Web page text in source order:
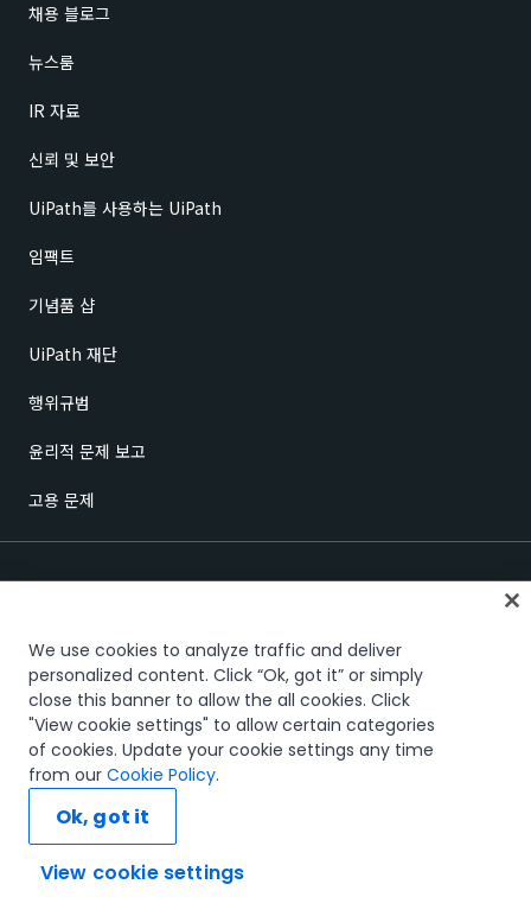
채용 블로그
뉴스룸
IR 자료
신뢰 및 보안
UiPath를 사용하는 UiPath
임팩트
기념품 샵
UiPath 재단
행위규범
윤리적 문제 보고
고용 문제
신뢰 및 보안Terms of UsePrivacy PolicyCookies Policy
Your Privacy Choices
The UiPath word mark, logos, and robots are registered trademarks
owned by UiPath, Inc. and its affiliates. UiPath® is a registered trademark
in the United States and several countries across the globe. See TMEP
© 2005-2026 UiPath. All rights reserved.
We use cookies to analyze traffic and deliver
personalized content. Click “Ok, got it” or simply
close this banner to allow the all cookies. Click
"View cookie settings" to allow certain categories
of cookies. Update your cookie settings any time
from our Cookie Policy.
View cookie settings
Ok, got it